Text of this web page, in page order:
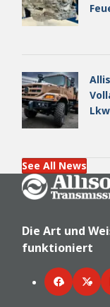
See All News
Go Home
Die Art und
funktioniert
Facebook